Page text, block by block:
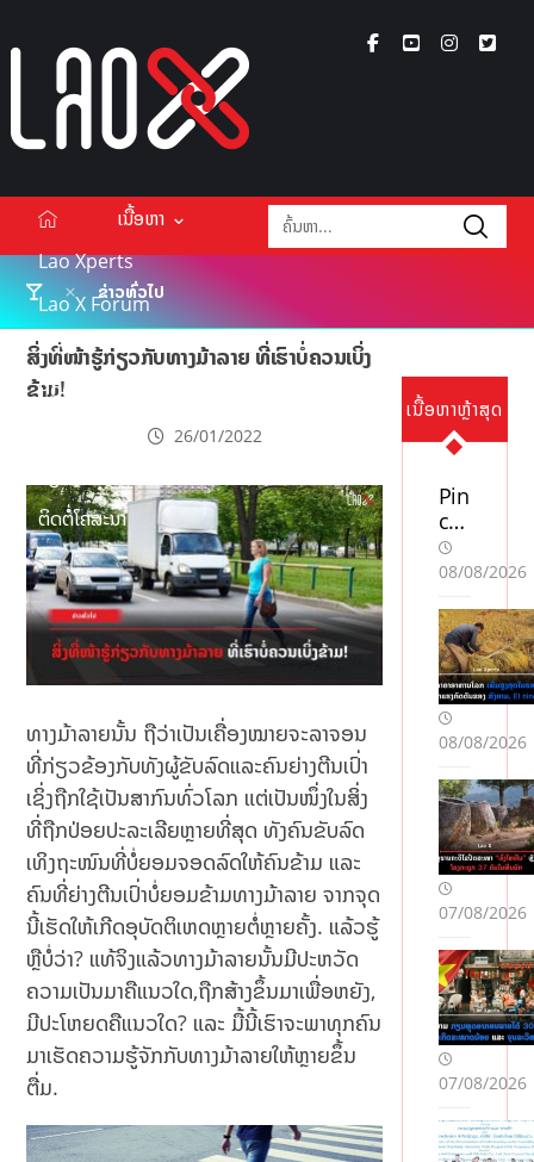
ເນື້ອຫາ
Lao Xperts
Lao X Forum
ວິດີໂອ
Podcasts
ຕິດຕໍ່ໂຄສະນາ
ຂ່າວທົ່ວໄປ
ສິ່ງທີ່ໜ້າຮູ້ກ່ຽວກັບທາງມ້າລາຍ ທີ່ເຮົາບໍ່ຄວນເບິ່ງ
ຂ້າມ!
26/01/2022
ທາງມ້າລາຍນັ້ນ ຖືວ່າເປັນເຄື່ອງໝາຍຈະລາຈອນ
ທີ່ກ່ຽວຂ້ອງກັບທັງຜູ້ຂັບລົດແລະຄົນຍ່າງຕີນເປົ່າ
ເຊິ່ງຖືກໃຊ້ເປັນສາກົນທົ່ວໂລກ ແຕ່ເປັນໜຶ່ງໃນສິ່ງ
ທີ່ຖືກປ່ອຍປະລະເລີຍຫຼາຍທີ່ສຸດ ທັງຄົນຂັບລົດ
ເທິງຖະໜົນທີ່ບໍ່ຍອມຈອດລົດໃຫ້ຄົນຂ້າມ ແລະ
ຄົນທີ່ຍ່າງຕີນເປົ່າບໍ່ຍອມຂ້າມທາງມ້າລາຍ ຈາກຈຸດ
ນີ້ເຮັດໃຫ້ເກີດອຸບັດຕິເຫດຫຼາຍຕໍ່ຫຼາຍຄັ້ງ. ແລ້ວຮູ້
ຫຼືບໍ່ວ່າ? ແທ້ຈິງແລ້ວທາງມ້າລາຍນັ້ນມີປະຫວັດ
ຄວາມເປັນມາຄືແນວໃດ,ຖືກສ້າງຂຶ້ນມາເພື່ອຫຍັງ,
ມີປະໂຫຍດຄືແນວໃດ? ແລະ ມື້ນີ້ເຮົາຈະພາທຸກຄົນ
ມາເຮັດຄວາມຮູ້ຈັກກັບທາງມ້າລາຍໃຫ້ຫຼາຍຂຶ້ນ
ຕື່ມ.
ເນື້ອຫາຫຼ້າສຸດ
Pin
co
De
po
Bo
nu
sla
rını
n
Şər
i:
Tə
crü
bəl
i
İsti
fad
əçi
lər
də
n
Mə
slə
hət
lər
08/08/2026
08/08/2026
07/08/2026
07/08/2026